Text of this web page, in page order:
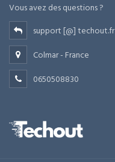
Vous avez des questions ?
support [@] techout.fr
Colmar - France
0650508830